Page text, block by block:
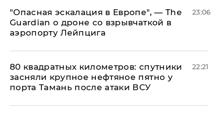
"Опасная эскалация в Европе", — The
Guardian о дроне со взрывчаткой в
аэропорту Лейпцига
23:06
80 квадратных километров: спутники
засняли крупное нефтяное пятно у
порта Тамань после атаки ВСУ
22:21